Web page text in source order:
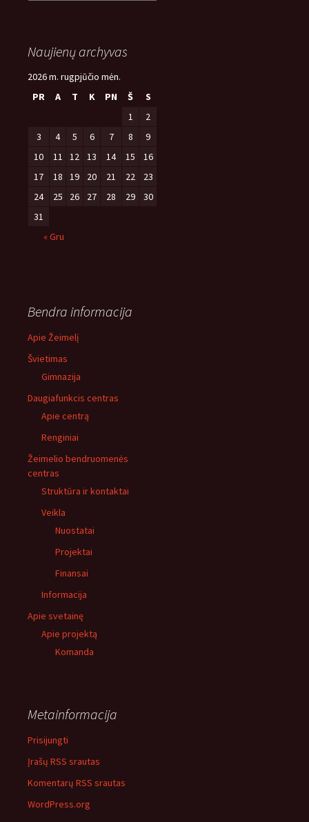
Naujienų archyvas
2026 m. rugpjūčio mėn.
PR
A T K PN Š
S
1
2
3
4 5 6 7 8
9
10
11 12 13 14 15
16
17
18 19 20 21 22
23
24
25 26 27 28 29
30
31
« Gru
Bendra informacija
Apie Žeimelį
Švietimas
Gimnazija
Daugiafunkcis centras
Apie centrą
Renginiai
Žeimelio bendruomenės
centras
Struktūra ir kontaktai
Veikla
Nuostatai
Projektai
Finansai
Informacija
Apie svetainę
Apie projektą
Komanda
Metainformacija
Prisijungti
Įrašų RSS srautas
Komentarų RSS srautas
WordPress.org